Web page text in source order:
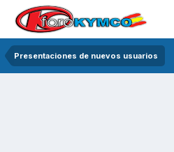
Presentaciones de nuevos usuarios